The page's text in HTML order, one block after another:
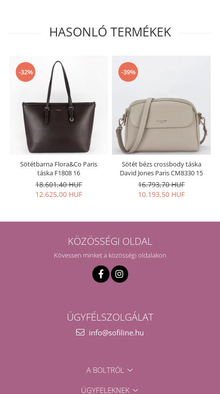
HASONLÓ TERMÉKEK
-32%
Sötétbarna Flora&Co Paris
táska F1808 16
18.601,40 HUF
12.625,00 HUF
-39%
Sötét bézs crossbody táska
David Jones Paris CM8330 15
16.793,70 HUF
10.193,50 HUF
KÖZÖSSÉGI OLDAL
Kövessen minket a közösségi oldalakon
ÜGYFÉLSZOLGÁLAT
info@sofiline.hu
A BOLTRÓL
ÜGYFELEKNEK